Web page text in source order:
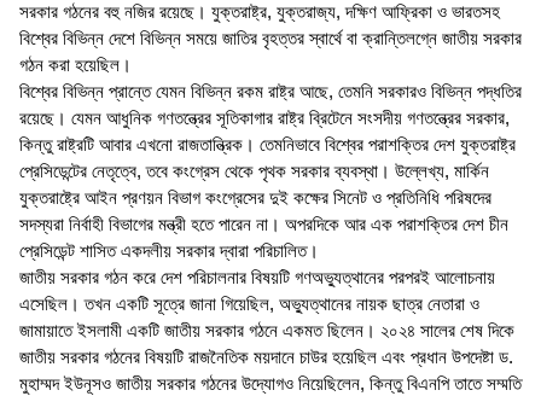
সরকার গঠনের বহু নজির রয়েছে। যুক্তরাষ্ট্র, যুক্তরাজ্য, দক্ষিণ আফ্রিকা ও ভারতসহ
বিশ্বের বিভিন্ন দেশে বিভিন্ন সময়ে জাতির বৃহত্তর স্বার্থে বা ক্রান্তিলগ্নে জাতীয় সরকার
গঠন করা হয়েছিল।
বিশ্বের বিভিন্ন প্রান্তে যেমন বিভিন্ন রকম রাষ্ট্র আছে, তেমনি সরকারও বিভিন্ন পদ্ধতির
রয়েছে। যেমন আধুনিক গণতন্ত্রের সূতিকাগার রাষ্ট্র ব্রিটেনে সংসদীয় গণতন্ত্রের সরকার,
কিন্তু রাষ্ট্রটি আবার এখনো রাজতান্ত্রিক। তেমনিভাবে বিশ্বের পরাশক্তির দেশ যুক্তরাষ্ট্র
প্রেসিডেন্টের নেতৃত্বে, তবে কংগ্রেস থেকে পৃথক সরকার ব্যবস্থা। উল্লেখ্য, মার্কিন
যুক্তরাষ্ট্রে আইন প্রণয়ন বিভাগ কংগ্রেসের দুই কক্ষের সিনেট ও প্রতিনিধি পরিষদের
সদস্যরা নির্বাহী বিভাগের মন্ত্রী হতে পারেন না। অপরদিকে আর এক পরাশক্তির দেশ চীন
প্রেসিডেন্ট শাসিত একদলীয় সরকার দ্বারা পরিচালিত।
জাতীয় সরকার গঠন করে দেশ পরিচালনার বিষয়টি গণঅভ্যুত্থানের পরপরই আলোচনায়
এসেছিল। তখন একটি সূত্রে জানা গিয়েছিল, অভ্যুত্থানের নায়ক ছাত্র নেতারা ও
জামায়াতে ইসলামী একটি জাতীয় সরকার গঠনে একমত ছিলেন। ২০২৪ সালের শেষ দিকে
জাতীয় সরকার গঠনের বিষয়টি রাজনৈতিক ময়দানে চাউর হয়েছিল এবং প্রধান উপদেষ্টা ড.
মুহাম্মদ ইউনূসও জাতীয় সরকার গঠনের উদ্যোগও নিয়েছিলেন, কিন্তু বিএনপি তাতে সম্মতি